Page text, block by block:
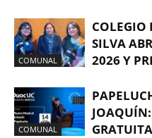
COMUNAL
COLEGIO
SILVA
2026 Y
COMUNAL